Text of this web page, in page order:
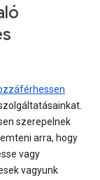
szerepelnek
arra, hogy
vagy
vagyunk